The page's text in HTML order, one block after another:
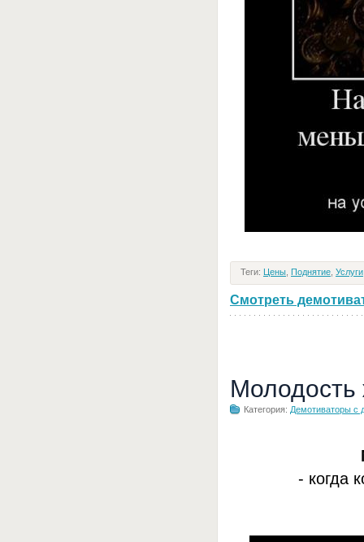
Теги: Цены Поднятие Услуги
Смотреть
Молодость
Категория: Демотиваторы с
- когда